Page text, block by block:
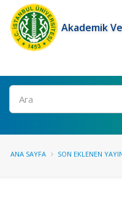
Akademik
Ara
ANA SAYFA SON EKLENEN